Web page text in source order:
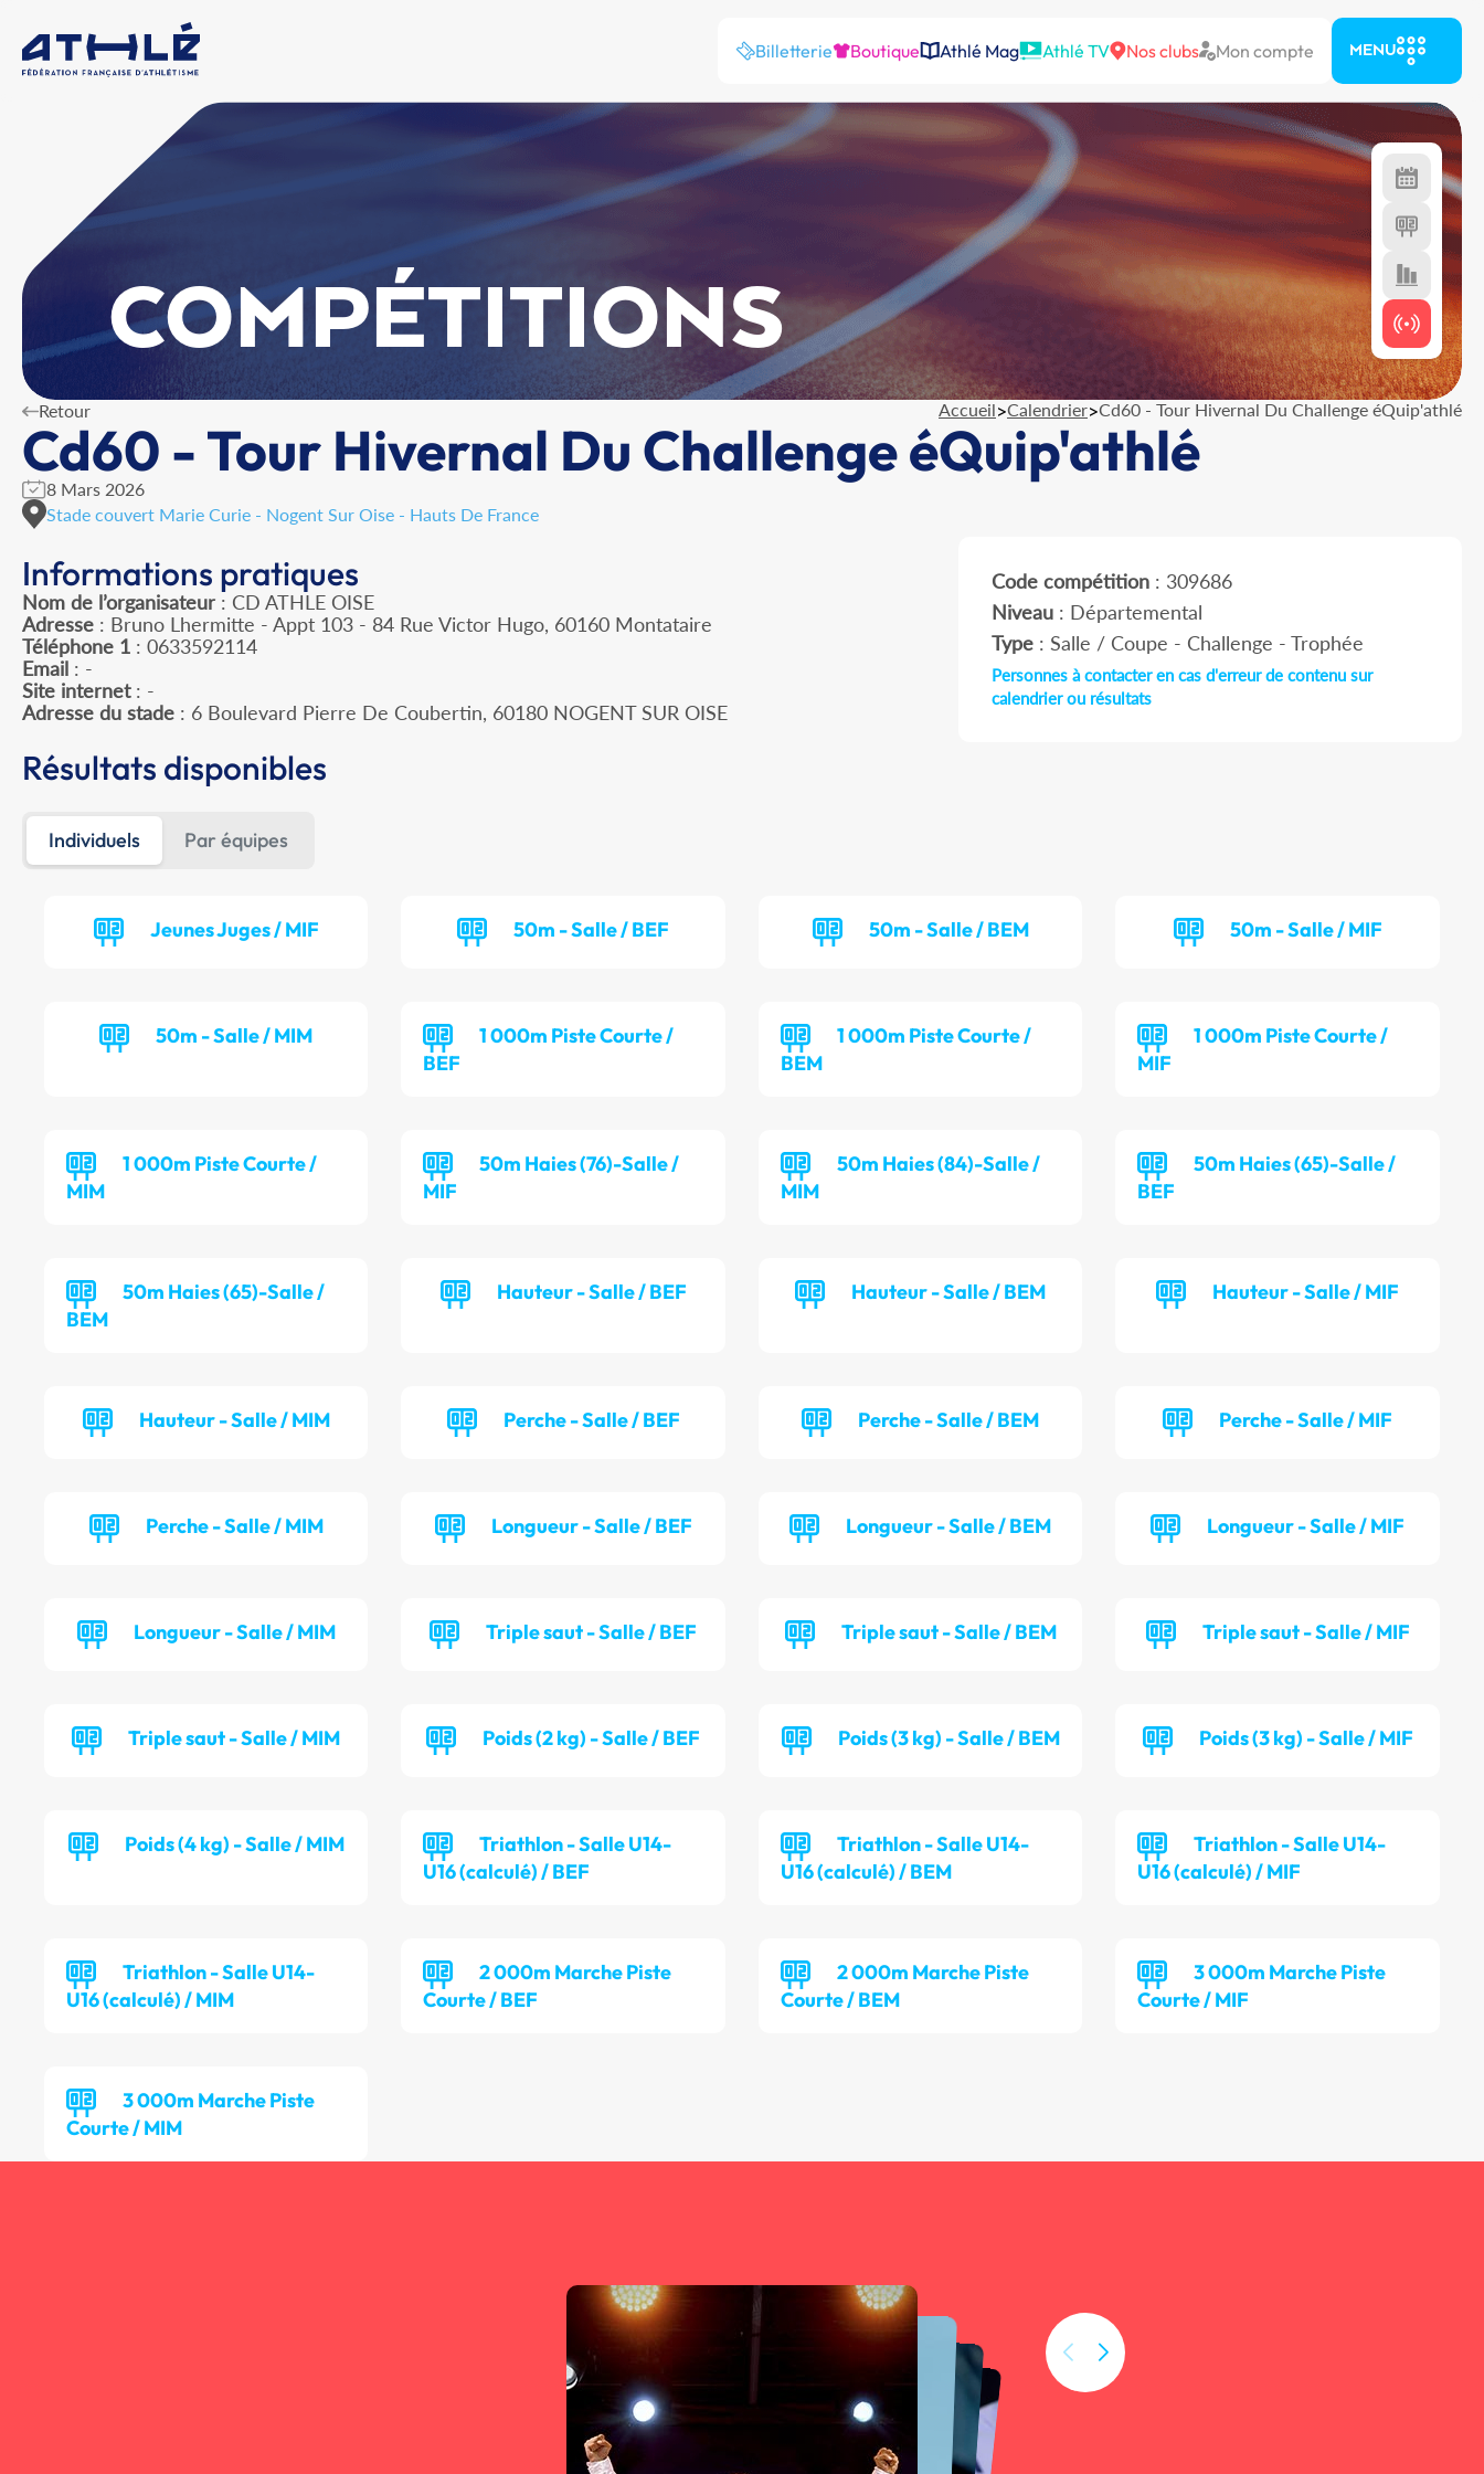
Billetterie Boutique Athlé Mag Athlé TV Nos clubs Mon compte MENU
COMPÉTITIONS
Retour Accueil>Calendrier>Cd60 - Tour Hivernal Du Challenge éQuip'athlé
Cd60 - Tour Hivernal Du Challenge éQuip'athlé
8 Mars 2026
Stade couvert Marie Curie - Nogent Sur Oise - Hauts De France
Informations pratiques
Nom de l’organisateur : CD ATHLE OISE
Adresse : Bruno Lhermitte - Appt 103 - 84 Rue Victor Hugo, 60160 Montataire
Téléphone 1 : 0633592114
Email : -
Site internet: -
Adresse du stade : 6 Boulevard Pierre De Coubertin, 60180 NOGENT SUR OISE
Code compétition: 309686
Niveau: Départemental
Type: Salle / Coupe - Challenge - Trophée
Personnes à contacter en cas d'erreur de contenu sur
calendrier ou résultats
Résultats disponibles
Individuels Par équipes
Jeunes Juges / MIF 50m - Salle / BEF 50m - Salle / BEM 50m - Salle / MIF
50m - Salle / MIM
1 000m Piste Courte /
BEF
1 000m Piste Courte /
BEM
1 000m Piste Courte /
MIF
1 000m Piste Courte /
MIM
50m Haies (76)-Salle /
MIF
50m Haies (84)-Salle /
MIM
50m Haies (65)-Salle /
BEF
50m Haies (65)-Salle /
BEM
Hauteur - Salle / BEF Hauteur - Salle / BEM Hauteur - Salle / MIF
Hauteur - Salle / MIM Perche - Salle / BEF Perche - Salle / BEM Perche - Salle / MIF
Perche - Salle / MIM Longueur - Salle / BEF Longueur - Salle / BEM Longueur - Salle / MIF
Longueur - Salle / MIM Triple saut - Salle / BEF Triple saut - Salle / BEM Triple saut - Salle / MIF
Triple saut - Salle / MIM Poids (2 kg) - Salle / BEF Poids (3 kg) - Salle / BEM Poids (3 kg) - Salle / MIF
Poids (4 kg) - Salle / MIM
Triathlon - Salle U14-
U16 (calculé) / BEF
Triathlon - Salle U14-
U16 (calculé) / BEM
Triathlon - Salle U14-
U16 (calculé) / MIF
Triathlon - Salle U14-
U16 (calculé) / MIM
2 000m Marche Piste
Courte / BEF
2 000m Marche Piste
Courte / BEM
3 000m Marche Piste
Courte / MIF
3 000m Marche Piste
Courte / MIM